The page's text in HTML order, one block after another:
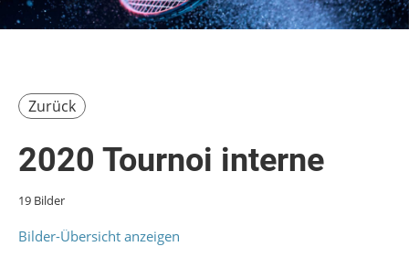
Zurück
2020 Tournoi interne
19 Bilder
Bilder-Übersicht anzeigen